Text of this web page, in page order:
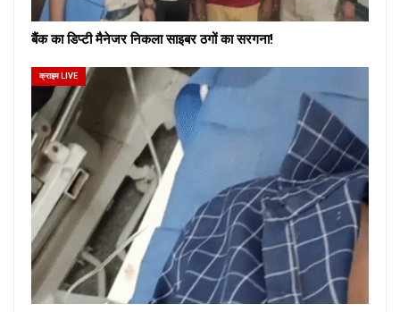
बैंक का डिप्टी मैनेजर निकला साइबर ठगों का सरगना!
क्राइम LIVE